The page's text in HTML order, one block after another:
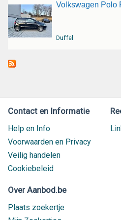
Volkswagen Polo
Duffel
Contact en Informatie
Help en Info
Voorwaarden en Privacy
Veilig handelen
Cookiebeleid
Over Aanbod.be
Plaats zoekertje